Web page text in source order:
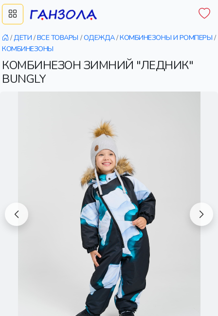
/ДЕТИ /ВСЕ ТОВАРЫ /ОДЕЖДА/КОМБИНЕЗОНЫ И РОМПЕРЫ /
КОМБИНЕЗОНЫ
КОМБИНЕЗОН ЗИМНИЙ "ЛЕДНИК"
BUNGLY